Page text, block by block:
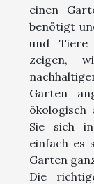
einen
benötigt
und Tiere
zeigen,
Garten
ökologisch
Sie sich
einfach es
Garten
Die